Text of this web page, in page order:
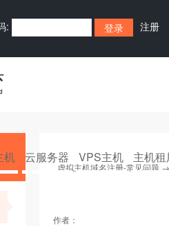
: 注册
机 云服务器 VPS主机 主机
虚拟主机域名注册-常见问题
作者：